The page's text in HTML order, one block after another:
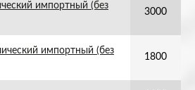
импортный (без
3000
импортный (без
1800